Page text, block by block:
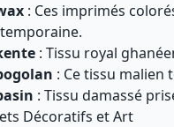
: Ces imprimés
: Tissu royal
: Ce tissu
: Tissu damassé
Décoratifs et Art